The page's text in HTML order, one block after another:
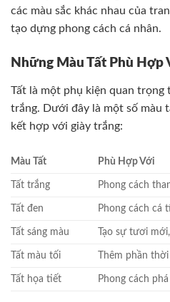
các màu sắc khác nhau của
tạo dựng phong cách cá nhân.
Những Màu Tất Phù Hợp
Tất là một phụ kiện quan trọng
trắng. Dưới đây là một số màu
kết hợp với giày trắng:
Màu Tất Phù Hợp Với
Tất trắng Phong cách
Tất đen Phong cách cá
Tất sáng màu Tạo sự tươi
Tất màu tối Thêm phần
Tất họa tiết Phong cách